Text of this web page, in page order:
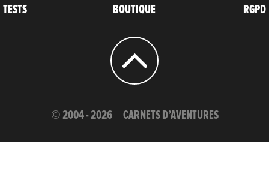
TESTS BOUTIQUE RGPD
© 2004 - 2026 CARNETS D’AVENTURES